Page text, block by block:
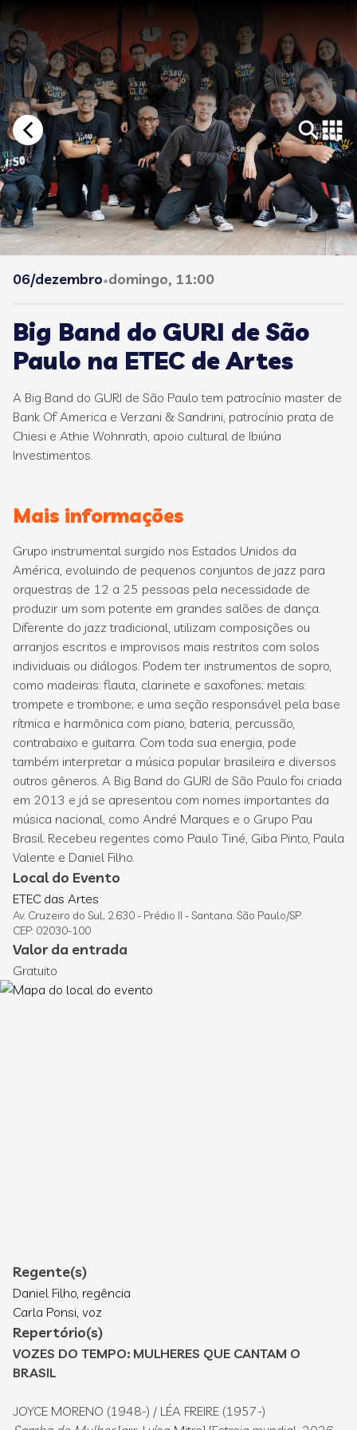
06/dezembro•domingo, 11:00
Big Band do GURI de São
Paulo na ETEC de Artes
A Big Band do GURI de São Paulo tem patrocínio master de
Bank Of America e Verzani & Sandrini, patrocínio prata de
Chiesi e Athie Wohnrath, apoio cultural de Ibiúna
Investimentos.
Mais informações
Grupo instrumental surgido nos Estados Unidos da
América, evoluindo de pequenos conjuntos de jazz para
orquestras de 12 a 25 pessoas pela necessidade de
produzir um som potente em grandes salões de dança.
Diferente do jazz tradicional, utilizam composições ou
arranjos escritos e improvisos mais restritos com solos
individuais ou diálogos. Podem ter instrumentos de sopro,
como madeiras: flauta, clarinete e saxofones; metais:
trompete e trombone; e uma seção responsável pela base
rítmica e harmônica com piano, bateria, percussão,
contrabaixo e guitarra. Com toda sua energia, pode
também interpretar a música popular brasileira e diversos
outros gêneros. A Big Band do GURI de São Paulo foi criada
em 2013 e já se apresentou com nomes importantes da
música nacional, como André Marques e o Grupo Pau
Brasil. Recebeu regentes como Paulo Tiné, Giba Pinto, Paula
Valente e Daniel Filho.
Local do Evento
ETEC das Artes
Av. Cruzeiro do Sul, 2.630 - Prédio II - Santana. São Paulo/SP.
CEP: 02030-100
Valor da entrada
Gratuito
Regente(s)
Daniel Filho, regência
Carla Ponsi, voz
Repertório(s)
VOZES DO TEMPO: MULHERES QUE CANTAM O
BRASIL
JOYCE MORENO (1948-) / LÉA FREIRE (1957-)